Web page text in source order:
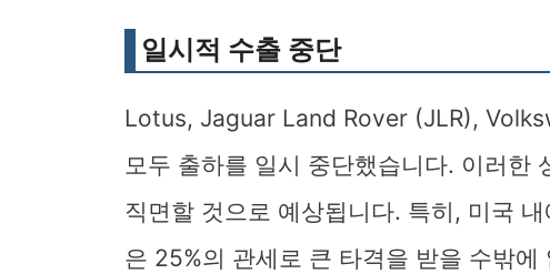
일시적 수출 중단
Lotus, Jaguar Land Rover (JLR),
모두 출하를 일시 중단했습니다. 이러한
직면할 것으로 예상됩니다. 특히, 미국
은 25%의 관세로 큰 타격을 받을 수밖에